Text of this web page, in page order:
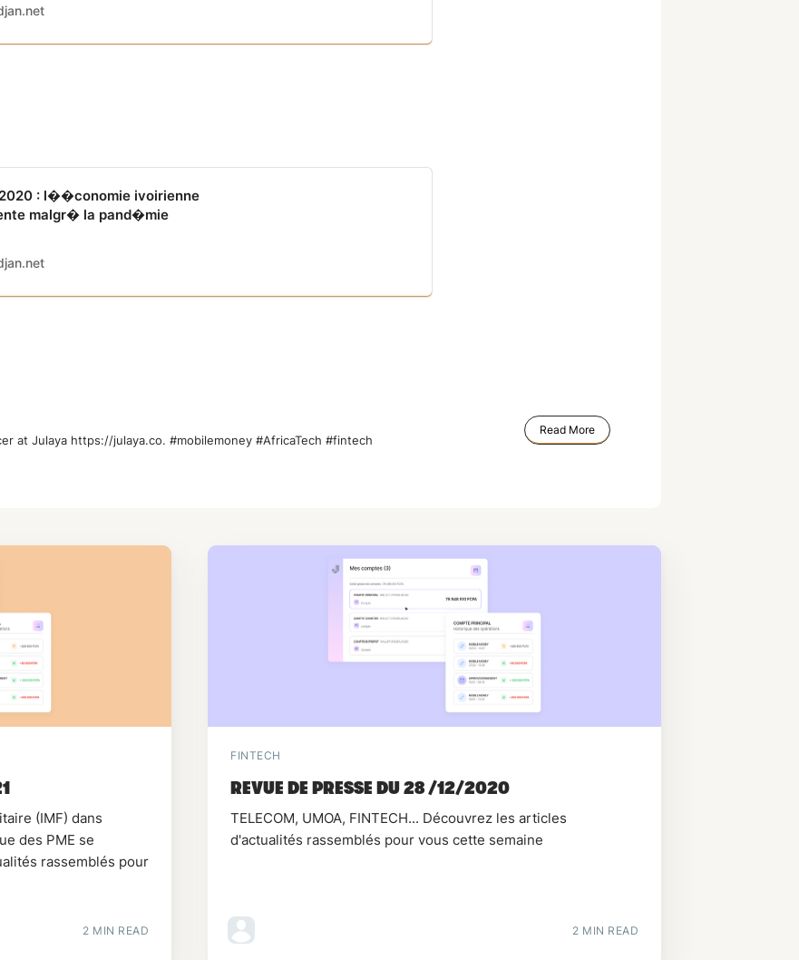
: l��conomie ivoirienne
malgr� la pand�mie
at Julaya https://julaya.co. #mobilemoney #AfricaTech #fintech
Read More
(IMF) dans
des PME se
rassemblés pour
2 MIN READ
FINTECH
REVUE DE PRESSE DU 28 /12/2020
TELECOM, UMOA, FINTECH... Découvrez les articles
d'actualités rassemblés pour vous cette semaine
2 MIN READ